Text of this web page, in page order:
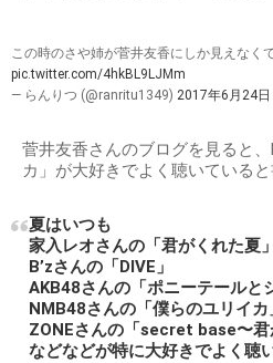
この時のさや姉が菅井友香にしか見えなく
pic.twitter.com/4hkBL9LJMm
— らんりつ (@ranritu1349) 2017年6月24日
菅井友香さんのブログを見ると
カ」が大好きでよく聴いていると
夏はいつも
家入レオさんの「君がくれた夏」
B’zさんの「DIVE」
AKB48さんの「ポニーテールと
NMB48さんの「僕らのユリイカ
ZONEさんの「secret base〜君
などなどが特に大好きでよく聴